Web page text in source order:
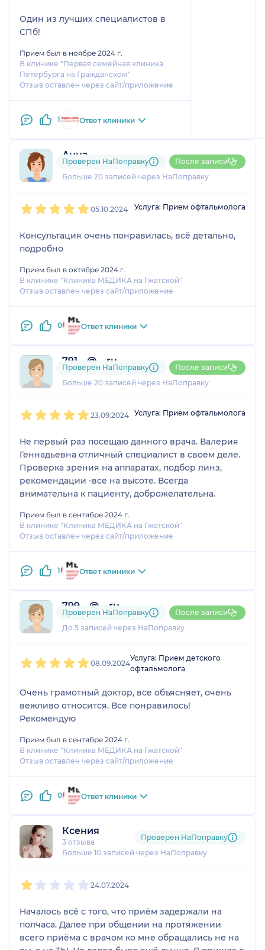
Один из лучших специалистов в
СПб!
Прием был в ноябре 2024 г.
В клинике "Первая семейная клиника
Петербурга на Гражданском"
Отзыв оставлен через сайт/приложение
1 Ответ клиники
Анна
3 отзыва
Больше 20 записей через НаПоправку
Проверен НаПоправку После записи
05.10.2024 Услуга: Прием офтальмолога
Консультация очень понравилась, всё детально,
подробно
Прием был в октябре 2024 г.
В клинике "Клиника МЕДИКА на Гжатской"
Отзыв оставлен через сайт/приложение
0 Ответ клиники
791....@....ru
3 отзыва
Больше 20 записей через НаПоправку
Проверен НаПоправку После записи
23.09.2024 Услуга: Прием офтальмолога
Не первый раз посещаю данного врача. Валерия
Геннадьевна отличный специалист в своем деле.
Проверка зрения на аппаратах, подбор линз,
рекомендации -все на высоте. Всегда
внимательна к пациенту, доброжелательна.
Прием был в сентябре 2024 г.
В клинике "Клиника МЕДИКА на Гжатской"
Отзыв оставлен через сайт/приложение
1 Ответ клиники
799....@....ru
1 отзыв
До 5 записей через НаПоправку
Проверен НаПоправку После записи
08.09.2024
Услуга: Прием детского
офтальмолога
Очень грамотный доктор, все объясняет, очень
вежливо относится. Все понравилось!
Рекомендую
Прием был в сентябре 2024 г.
В клинике "Клиника МЕДИКА на Гжатской"
Отзыв оставлен через сайт/приложение
0 Ответ клиники
Ксения
3 отзыва
Больше 10 записей через НаПоправку
Проверен НаПоправку
24.07.2024
Началось всё с того, что приём задержали на
полчаса. Далее при общении на протяжении
всего приёма с врачом ко мне обращались не на